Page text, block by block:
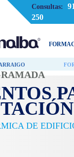
Consultas:
250
DE